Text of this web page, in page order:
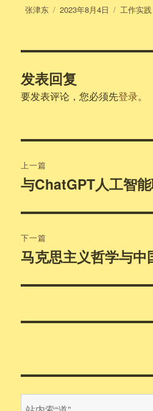
作
张津东
发
2023年8月4日
分
工作实践
发表回复
要发表评论，您必须先登录。
章
航
上一篇
上
文
章：
与ChatGPT人工智
下一篇
下
文
马克思主义哲学与中